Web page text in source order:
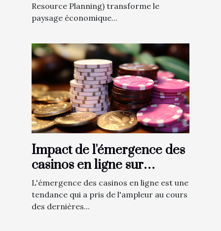
Resource Planning) transforme le
paysage économique...
Impact de l'émergence des
casinos en ligne sur
l'économie canadienne
L'émergence des casinos en ligne est une
tendance qui a pris de l'ampleur au cours
des dernières...